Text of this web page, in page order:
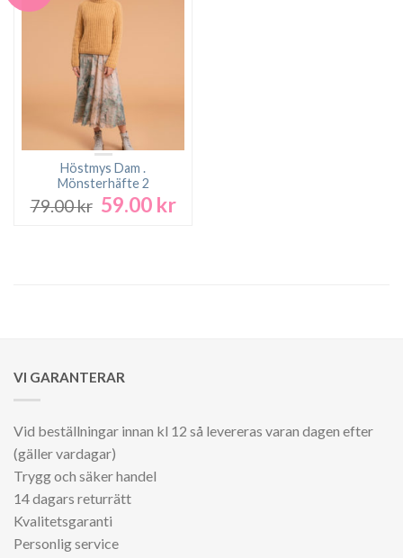
Höstmys Dam .
Mönsterhäfte 2
79.00kr Det
59.00 krDet
VI GARANTERAR
Vid beställningar innan kl 12 så levereras varan dagen efter
(gäller vardagar)
Trygg och säker handel
14 dagars returrätt
Kvalitetsgaranti
Personlig service